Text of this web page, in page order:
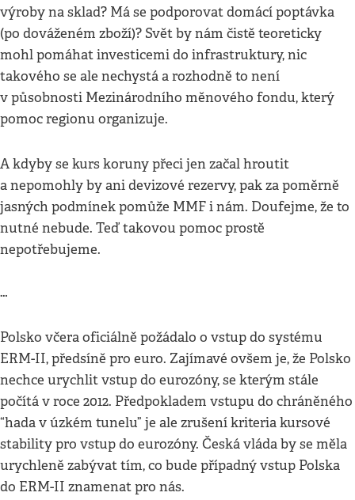
výroby na sklad? Má se podporovat domácí poptávka
(po dováženém zboží)? Svět by nám čistě teoreticky
mohl pomáhat investicemi do infrastruktury, nic
takového se ale nechystá a rozhodně to není
v působnosti Mezinárodního měnového fondu, který
pomoc regionu organizuje.
A kdyby se kurs koruny přeci jen začal hroutit
a nepomohly by ani devizové rezervy, pak za poměrně
jasných podmínek pomůže MMF i nám. Doufejme, že to
nutné nebude. Teď takovou pomoc prostě
nepotřebujeme.
…
Polsko včera oficiálně požádalo o vstup do systému
ERM-II, předsíně pro euro. Zajímavé ovšem je, že Polsko
nechce urychlit vstup do eurozóny, se kterým stále
počítá v roce 2012. Předpokladem vstupu do chráněného
“hada v úzkém tunelu” je ale zrušení kriteria kursové
stability pro vstup do eurozóny. Česká vláda by se měla
urychleně zabývat tím, co bude případný vstup Polska
do ERM-II znamenat pro nás.